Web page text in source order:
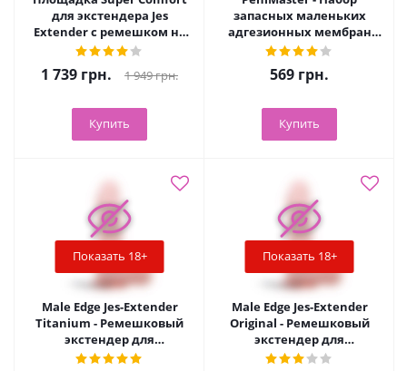
для экстендера Jes
Extender с ремешком на
липучке
1 739 грн. 1 949грн.
Купить
запасных маленьких
адгезионных мембран
для экстендера
569 грн.
Купить
Показать 18+
Male Edge Jes-Extender
Titanium - Ремешковый
экстендер для
увеличения члена
Показать 18+
Male Edge Jes-Extender
Original - Ремешковый
экстендер для
увеличения члена в